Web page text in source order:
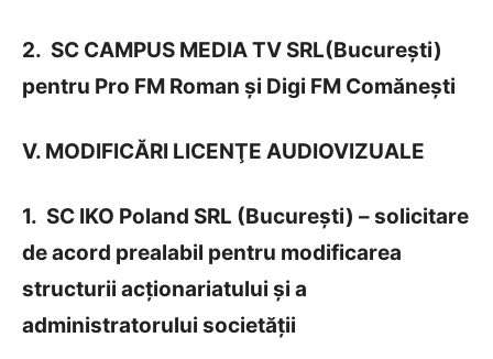
2. SC CAMPUS MEDIA TV SRL(București)
pentru Pro FM Roman și Digi FM Comănești
V. MODIFICĂRI LICENŢE AUDIOVIZUALE
1. SC IKO Poland SRL (București) – solicitare
de acord prealabil pentru modificarea
structurii acționariatului și a
administratorului societății